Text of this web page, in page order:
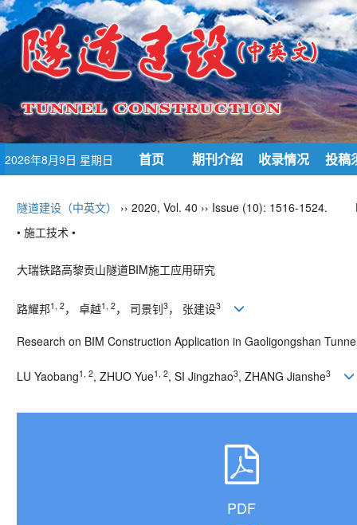
2026年8月9日 星期日 首页 期刊介绍 收录情况 投稿
隧道建设（中英文） ›› 2020, Vol. 40 ›› Issue (10): 1516-1524.
• 施工技术 •
大瑞铁路高黎贡山隧道BIM施工应用研究
路耀邦1, 2， 卓越1, 2， 司景钊3， 张建设3
Research on BIM Construction Application in Gaoligongshan
LU Yaobang1, 2, ZHUO Yue1, 2, SI Jingzhao3, ZHANG Jianshe3
PDF